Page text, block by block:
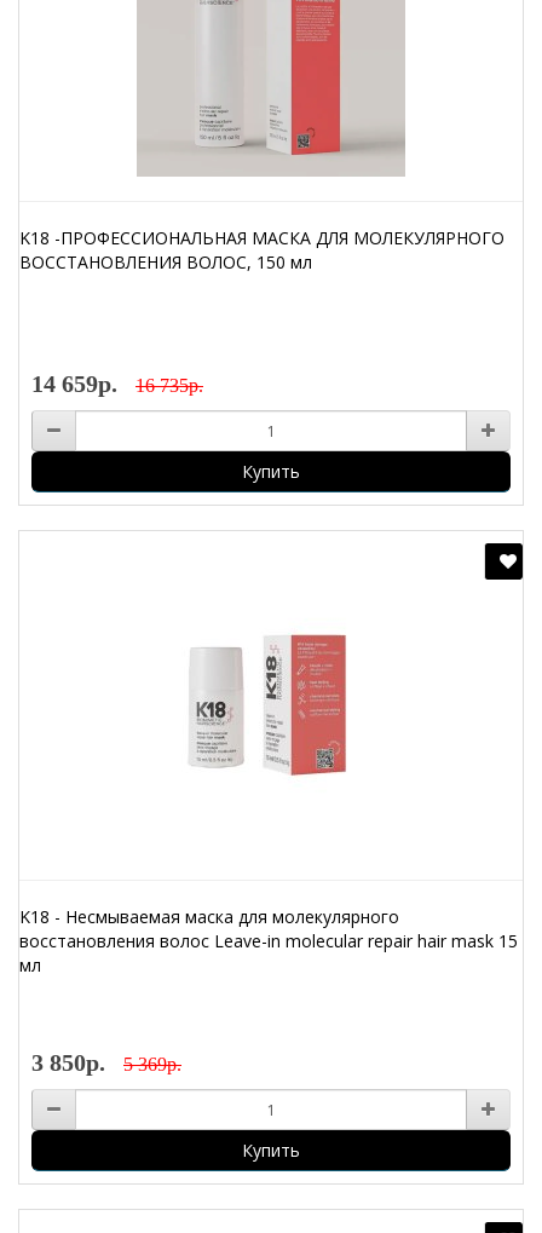
K18 -ПРОФЕССИОНАЛЬНАЯ МАСКА ДЛЯ МОЛЕКУЛЯРНОГО
ВОССТАНОВЛЕНИЯ ВОЛОС, 150 мл
14 659р. 16 735р.
Купить
K18 - Несмываемая маска для молекулярного
восстановления волос Leave-in molecular repair hair mask 15
мл
3 850р. 5 369р.
Купить